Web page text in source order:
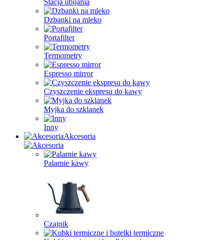
Stacja ubijania
Dzbanki na mleko
Portafilter
Termometry
Espresso mirror
Czyszczenie ekspresu do kawy
Myjka do szklanek
Inny
Akcesoria
Palarnie kawy
Czajnik